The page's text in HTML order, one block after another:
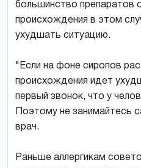
большинство препаратов
происхождения в этом
ухудшать ситуацию.
"Если на фоне сиропов
происхождения идет
первый звонок, что у
Поэтому не занимайтесь
врач.
Раньше аллергикам